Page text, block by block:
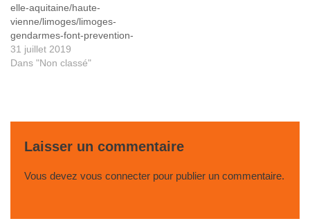
elle-aquitaine/haute-
vienne/limoges/limoges-
gendarmes-font-prevention-
contre-recrudescence-
cambriolages-1705836.html
31 juillet 2019
Dans "Non classé"
Laisser un commentaire
Vous devez vous connecter pour publier un commentaire.